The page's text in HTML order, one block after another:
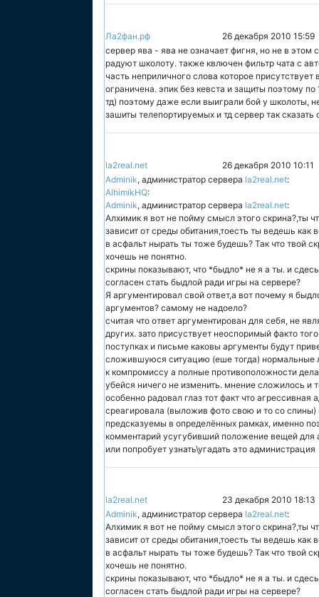
Ла2фан.рф
26 декабря 2010 15:59
сервер ява - ява не означает фигня, но не в
радуют школоту. также квлючен фильтр чата с
часть неприличного слова которое присутствует
ограничена. эпик без кевста и защиты поэтому
тд) поэтому даже если выиграли бой у школоты,
зашиты телепортируемых и тд сервер так сказать
la2real.net
26 декабря 2010 10:11
Adminik, администратор сервера la2real.net:
AlhimikHQ:
Adminik, администратор сервера la2real.net:
Алхимик я вот не пойму смысл этого скрина?,ты
зависит от среды обитания,тоесть ты ведешь как
в асфальт нырать ты тоже будешь? Так что твой
хочешь не понятно.
скрины показывают, что *быдло* не я а ты. и
согласен стать быдлой ради игры на сервере?
Я аргументировал свой ответ,а вот почему я
аргументов? самому не надоело?
cчитая что ответ аргументирован для себя, не
других. зато присуствует неоспоримый факто
поступках и письме каковы аргументы будут
сложившуюся ситуацию (еше тогда) нормальные
к компромиссу а полные противоположности
убейся ничего не изменить. мнение сложилось и
особенно радовал глаз тот факт что
среагировала (выложив фото свою и то со спины)
предсказуемы в определённых рамках, именно
комментарий усугубивший положение вещей для
или попробует узнать\угадать это администрация
la2real.net
23 декабря 2010 18:13
Adminik, администратор сервера la2real.net:
Алхимик я вот не пойму смысл этого скрина?,ты
зависит от среды обитания,тоесть ты ведешь как
в асфальт нырать ты тоже будешь? Так что твой
хочешь не понятно.
скрины показывают, что *быдло* не я а ты. и
согласен стать быдлой ради игры на сервере?